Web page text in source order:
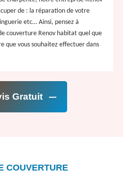
de : la réparation de votre
etc… Ainsi, pensez à
couverture Renov habitat quel que
que vous souhaitez effectuer dans
Gratuit
COUVERTURE